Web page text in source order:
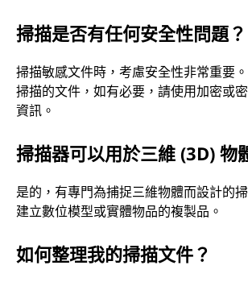
掃描是否有任何安全性問題？
掃描敏感文件時，考慮安全性非常重要
掃描的文件，如有必要，請使用加密或
資訊。
掃描器可以用於三維 (3D) 物
是的，有專門為捕捉三維物體而設計的
建立數位模型或實體物品的複製品。
如何整理我的掃描文件？